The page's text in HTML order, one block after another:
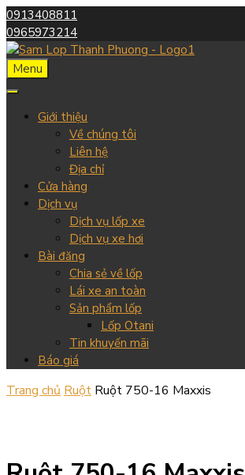
0913408811
0965973214
Menu
Giới thiệu
Về chúng tôi
Liên hệ
Địa chỉ
Cửa hàng
Dịch vụ
Dịch vụ lốp xe
Dịch vụ xe hơi
Bài đăng
Chia sẻ về lốp
Lái xe an toàn
Sản phẩm lốp
Lốp Otani
Tin khuyến mãi
Báo giá
Trang chủ Ruột Ruột 750-16 Maxxis